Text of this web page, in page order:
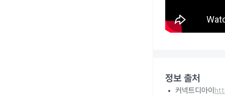
정보 출처
커넥트디아이